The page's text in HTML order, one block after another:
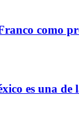
como
es una de